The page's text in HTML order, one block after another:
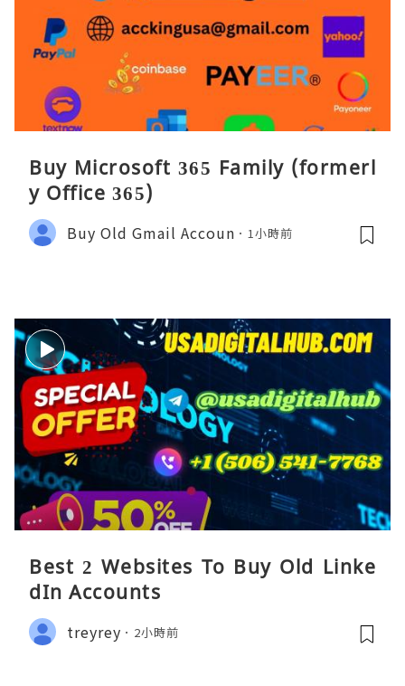
Buy Microsoft 365 Family (formerl
y Office 365)
Buy Old Gmail Accoun 1小時前
Best 2 Websites To Buy Old Linke
dIn Accounts
treyrey 2小時前